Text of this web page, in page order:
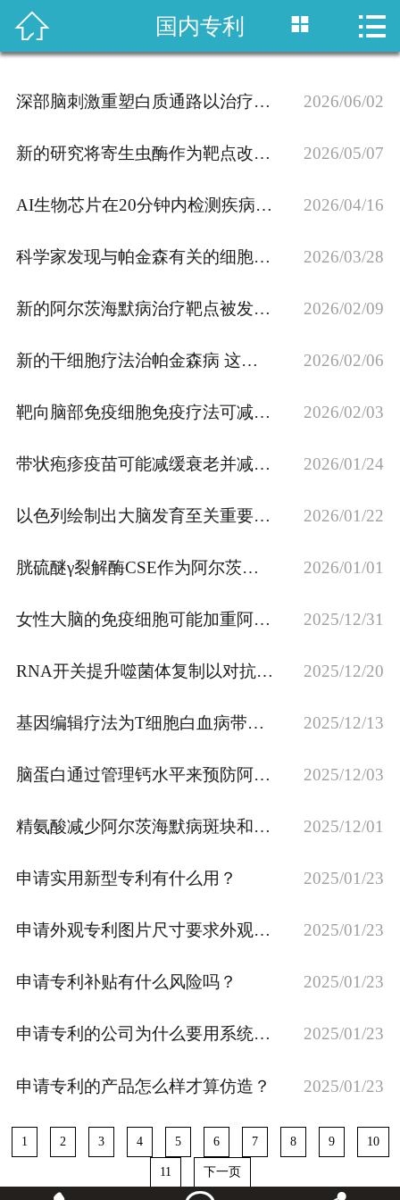
 首页
商标注册
版权登记
政策法规
知产战略
 国内专利  
深部脑刺激重塑白质通路以治疗重度抑郁症 这一成果如何申请专利？ 2026/06/02
新的研究将寄生虫酶作为靶点改进疟疾治疗 这一成果如何申请专利？ 2026/05/07
AI生物芯片在20分钟内检测疾病标志物，这一成果如何申请专利？ 2026/04/16
科学家发现与帕金森有关的细胞“溢流阀”，这一成果如何申请专利？ 2026/03/28
新的阿尔茨海默病治疗靶点被发现：酶PTP1B 这一成果如何申请专利？ 2026/02/09
新的干细胞疗法治帕金森病 这一成果如何申请专利？ 2026/02/06
靶向脑部免疫细胞免疫疗法可减缓帕金森病这一成果如何申请专利？ 2026/02/03
带状疱疹疫苗可能减缓衰老并减少炎症这一成果可从哪些方面申请专利？ 2026/01/24
以色列绘制出大脑发育至关重要的基因图谱这一成果可从哪些方面申请专利？ 2026/01/22
胱硫醚γ裂解酶CSE作为阿尔茨海默病治疗靶点 这一成果可从哪些方面申请专利？ 2026/01/01
女性大脑的免疫细胞可能加重阿尔茨海默病这一发现可从哪些方面申请专利？ 2025/12/31
RNA开关提升噬菌体复制以对抗耐药性超级细菌 这一成果如何申请专利？ 2025/12/20
基因编辑疗法为T细胞白血病带来缓解 这一成果可从哪些方面申请专利？ 2025/12/13
脑蛋白通过管理钙水平来预防阿尔茨海默病这一成果可从哪些方面申请专利？ 2025/12/03
精氨酸减少阿尔茨海默病斑块和症状这一发现可从哪些方面申请专利？ 2025/12/01
申请实用新型专利有什么用？ 2025/01/23
申请外观专利图片尺寸要求外观设计专利图不会画怎么办？ 2025/01/23
申请专利补贴有什么风险吗？ 2025/01/23
申请专利的公司为什么要用系统管理？ 2025/01/23
申请专利的产品怎么样才算仿造？ 2025/01/23
1 2 3 4 5 6 7 8 9 10
11 下一页